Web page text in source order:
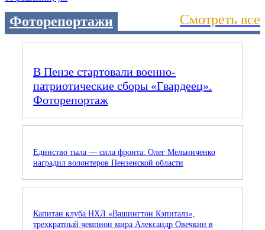
Фоторепортажи Смотреть все
В Пензе стартовали военно-
патриотические сборы «Гвардеец».
Фоторепортаж
Единство тыла — сила фронта: Олег Мельниченко
наградил волонтеров Пензенской области
Капитан клуба НХЛ «Вашингтон Кэпиталз»,
трехкратный чемпион мира Александр Овечкин в